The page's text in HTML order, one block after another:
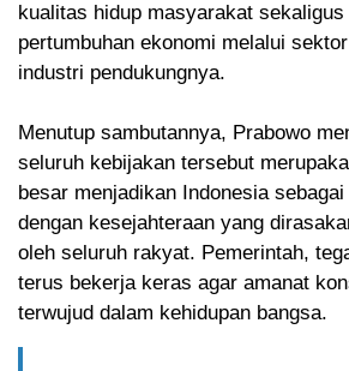
kualitas hidup masyarakat sekaligus
pertumbuhan ekonomi melalui
industri pendukungnya.
Menutup sambutannya, Prabowo
seluruh kebijakan tersebut
besar menjadikan Indonesia
dengan kesejahteraan yang
oleh seluruh rakyat. Pemerintah,
terus bekerja keras agar amanat
terwujud dalam kehidupan bangsa.